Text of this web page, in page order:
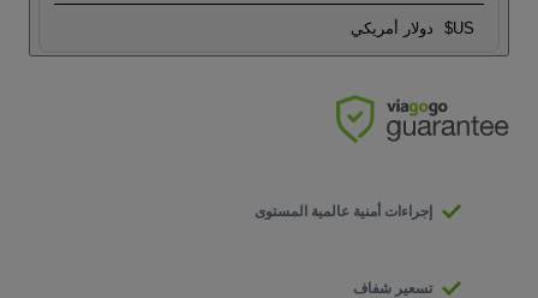
US$ دولار أمريكي
إجراءات أمنية عالمية المستوى
تسعير شفاف